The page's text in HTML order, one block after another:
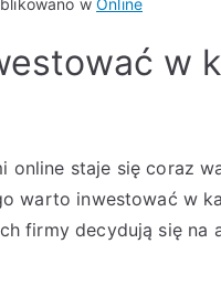
w
online staje się coraz
warto inwestować w
firmy decydują się na